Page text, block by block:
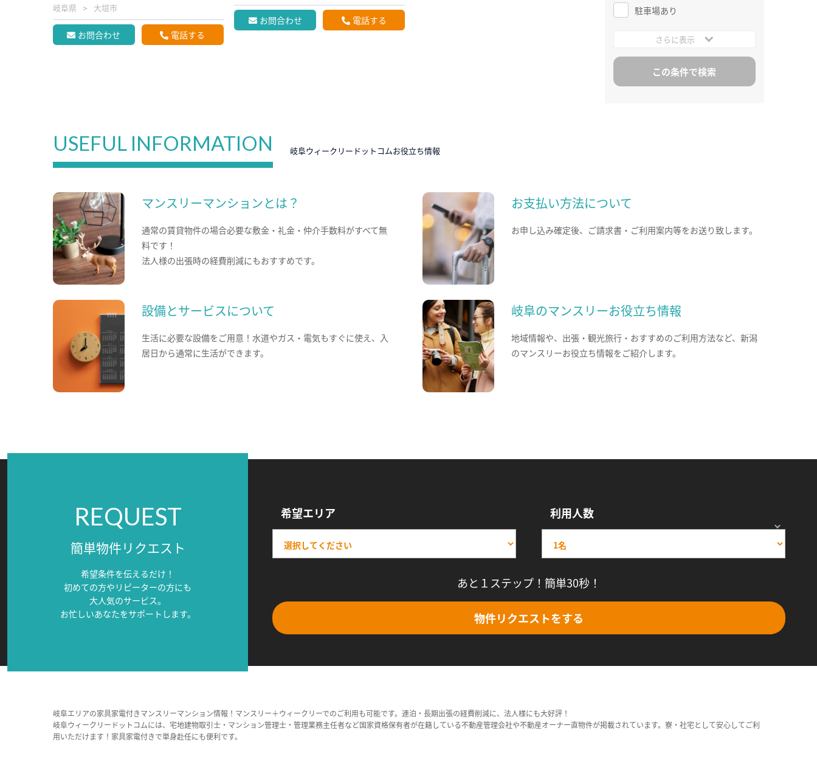
岐阜県 大垣市
お問合わせ 電話する
お問合わせ 電話する
駐車場あり
さらに表示
USEFUL INFORMATION 岐阜ウィークリードットコムお役立ち情報
マンスリーマンションとは？
通常の賃貸物件の場合必要な敷金・礼金・仲介手数料がすべて無
料です！
法人様の出張時の経費削減にもおすすめです。
お支払い方法について
お申し込み確定後、ご請求書・ご利用案内等をお送り致します。
設備とサービスについて
生活に必要な設備をご用意！水道やガス・電気もすぐに使え、入
居日から通常に生活ができます。
岐阜のマンスリーお役立ち情報
地域情報や、出張・観光旅行・おすすめのご利用方法など、新潟
のマンスリーお役立ち情報をご紹介します。
REQUEST
簡単物件リクエスト
希望条件を伝えるだけ！
初めての方やリピーターの方にも
大人気のサービス。
お忙しいあなたをサポートします。
希望エリア 利用人数
あと１ステップ！簡単30秒！
物件リクエストをする
岐阜エリアの家具家電付きマンスリーマンション情報！マンスリー＋ウィークリーでのご利用も可能です。連泊・長期出張の経費削減に、法人様にも大好評！
岐阜ウィークリードットコムには、宅地建物取引士・マンション管理士・管理業務主任者など国家資格保有者が在籍している不動産管理会社や不動産オーナー直物件が掲載されています。寮・社宅として安心してご利
用いただけます！家具家電付きで単身赴任にも便利です。